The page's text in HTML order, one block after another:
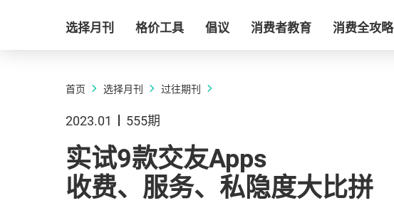
选择月刊 格价工具 倡议 消费者教育 消费全攻略
首页 选择月刊 过往期刊
2023.01 555期
实试9款交友Apps
收费、服务、私隐度大比拼